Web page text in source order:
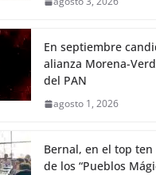
En septiembre
alianza Morena-
del PAN
agosto 1, 2026
Bernal, en el top
de los “Pueblos